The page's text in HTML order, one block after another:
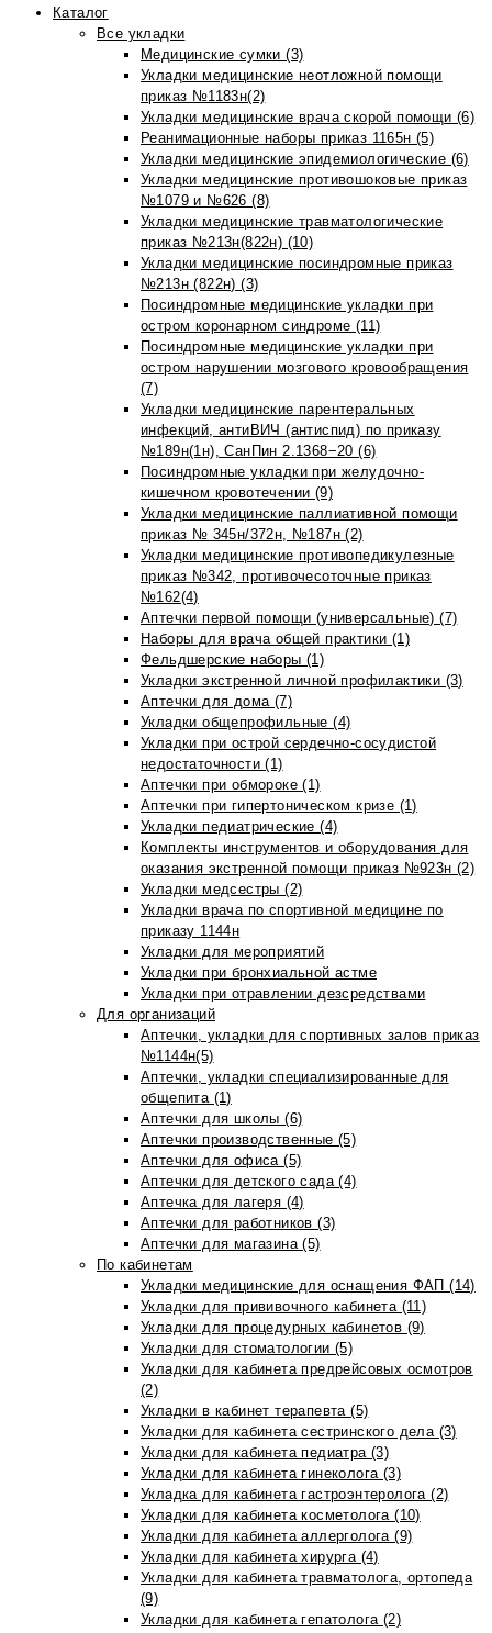
Каталог
Все укладки
Медицинские сумки (3)
Укладки медицинские неотложной помощи
приказ №1183н(2)
Укладки медицинские врача скорой помощи (6)
Реанимационные наборы приказ 1165н (5)
Укладки медицинские эпидемиологические (6)
Укладки медицинские противошоковые приказ
№1079 и №626 (8)
Укладки медицинские травматологические
приказ №213н(822н) (10)
Укладки медицинские посиндромные приказ
№213н (822н) (3)
Посиндромные медицинские укладки при
остром коронарном синдроме (11)
Посиндромные медицинские укладки при
остром нарушении мозгового кровообращения
(7)
Укладки медицинские парентеральных
инфекций, антиВИЧ (антиспид) по приказу
№189н(1н), СанПин 2.1368−20 (6)
Посиндромные укладки при желудочно-
кишечном кровотечении (9)
Укладки медицинские паллиативной помощи
приказ № 345н/372н, №187н (2)
Укладки медицинские противопедикулезные
приказ №342, противочесоточные приказ
№162(4)
Аптечки первой помощи (универсальные) (7)
Наборы для врача общей практики (1)
Фельдшерские наборы (1)
Укладки экстренной личной профилактики (3)
Аптечки для дома (7)
Укладки общепрофильные (4)
Укладки при острой сердечно-сосудистой
недостаточности (1)
Аптечки при обмороке (1)
Аптечки при гипертоническом кризе (1)
Укладки педиатрические (4)
Комплекты инструментов и оборудования для
оказания экстренной помощи приказ №923н (2)
Укладки медсестры (2)
Укладки врача по спортивной медицине по
приказу 1144н
Укладки для мероприятий
Укладки при бронхиальной астме
Укладки при отравлении дезсредствами
Для организаций
Аптечки, укладки для спортивных залов приказ
№1144н(5)
Аптечки, укладки специализированные для
общепита (1)
Аптечки для школы (6)
Аптечки производственные (5)
Аптечки для офиса (5)
Аптечки для детского сада (4)
Аптечка для лагеря (4)
Аптечки для работников (3)
Аптечки для магазина (5)
По кабинетам
Укладки медицинские для оснащения ФАП (14)
Укладки для прививочного кабинета (11)
Укладки для процедурных кабинетов (9)
Укладки для стоматологии (5)
Укладки для кабинета предрейсовых осмотров
(2)
Укладки в кабинет терапевта (5)
Укладки для кабинета сестринского дела (3)
Укладки для кабинета педиатра (3)
Укладки для кабинета гинеколога (3)
Укладка для кабинета гастроэнтеролога (2)
Укладки для кабинета косметолога (10)
Укладки для кабинета аллерголога (9)
Укладки для кабинета хирурга (4)
Укладки для кабинета травматолога, ортопеда
(9)
Укладки для кабинета гепатолога (2)